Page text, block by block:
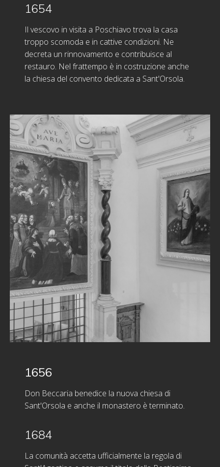
1654
Il vescovo in visita a Poschiavo trova la casa
troppo scomoda e in cattive condizioni. Ne
decreta un rinnovamento e contribuisce al
restauro. Nel frattempo è in costruzione anche
la chiesa del convento dedicata a Sant'Orsola.
1656
Don Beccaria benedice la nuova chiesa di
Sant'Orsola e anche il monastero è terminato.
1684
La comunità accetta ufficialmente la regola di